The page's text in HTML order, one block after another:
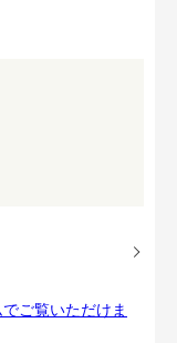
ご覧いただけま